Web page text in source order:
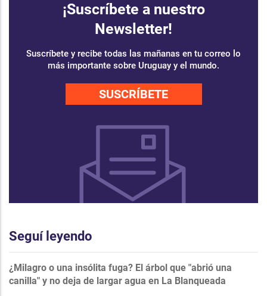
¡Suscríbete a nuestro
Newsletter!
Suscríbete y recibe todas las mañanas en tu correo lo
más importante sobre Uruguay y el mundo.
SUSCRÍBETE
Seguí leyendo
¿Milagro o una insólita fuga? El árbol que "abrió una
canilla" y no deja de largar agua en La Blanqueada